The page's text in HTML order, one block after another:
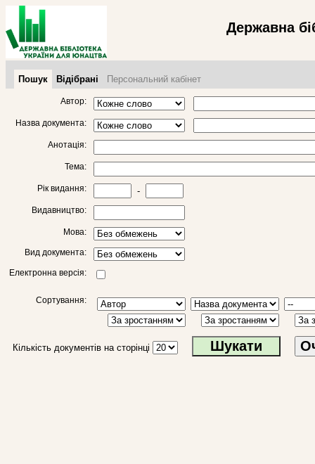
Державна
Пошук Відібрані Персональний кабінет
Автор:
Назва документа:
Анотація:
Тема:
Рік видання: -
Видавництво:
Мова:
Вид документа:
Електронна версія:
Сортування:
Кількість документів на сторінці